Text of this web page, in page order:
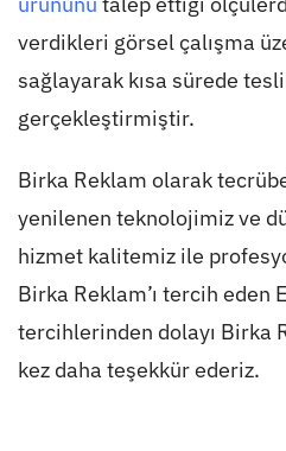
verdikleri görsel çalışma
sağlayarak kısa sürede
gerçekleştirmiştir.
Birka Reklam olarak
yenilenen teknolojimiz ve
hizmet kalitemiz ile
Birka Reklam’ı tercih eden
tercihlerinden dolayı Birka
kez daha teşekkür ederiz.